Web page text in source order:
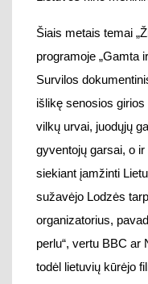
Šiais metais temai
programoje „Gamta
Survilos
išlikę senosios
vilkų urvai, juodųjų
gyventojų garsai, o
siekiant įamžinti
sužavėjo Lodzės
organizatorius,
perlu“, vertu BBC ar
todėl lietuvių kūrėjo